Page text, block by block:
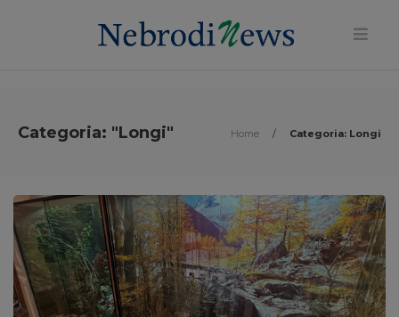
Categoria: "Longi" Home / Categoria: Longi